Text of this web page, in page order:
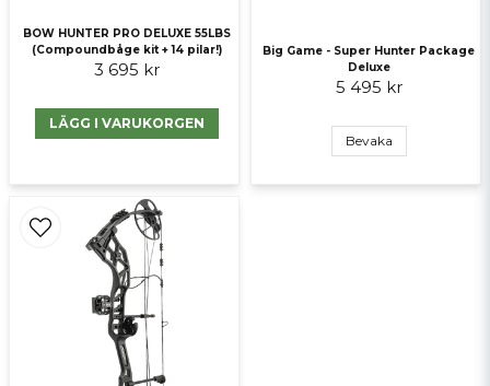
BOW HUNTER PRO DELUXE 55LBS
(Compoundbåge kit + 14 pilar!)
3 695 kr
LÄGG I VARUKORGEN
Big Game - Super Hunter Package
Deluxe
5 495 kr
Bevaka